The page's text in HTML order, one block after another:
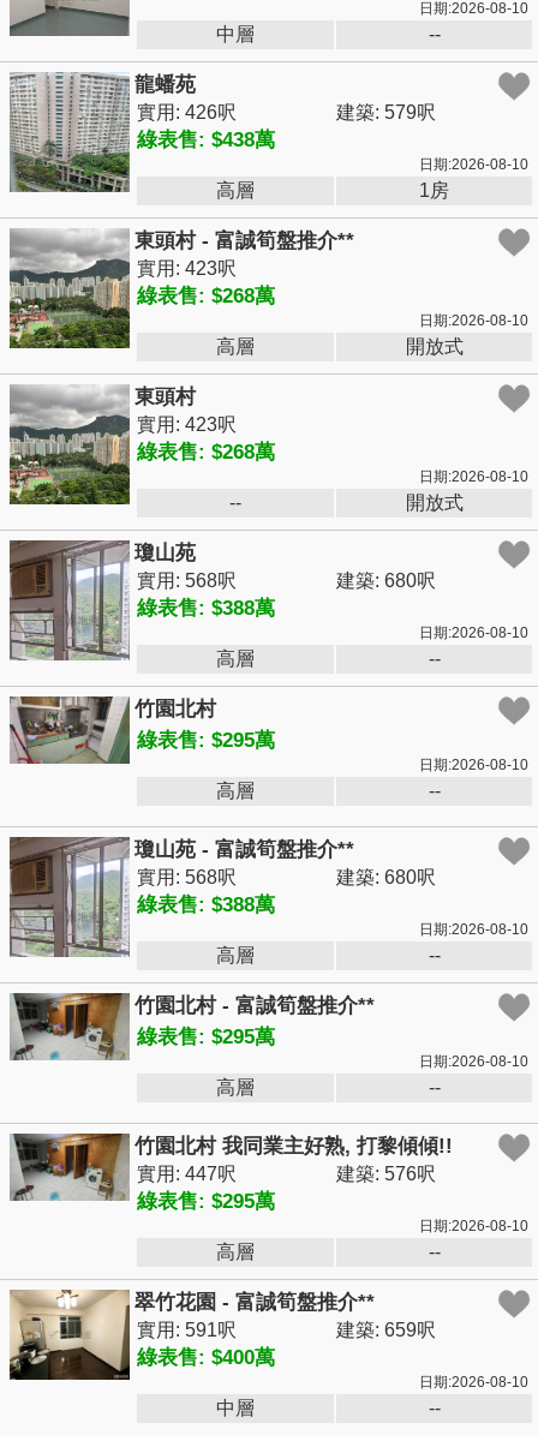
日期:2026-08-10
中層 --
龍蟠苑
實用: 426呎 建築: 579呎
綠表售: $438萬
日期:2026-08-10
高層 1房
東頭村 - 富誠筍盤推介**
實用: 423呎
綠表售: $268萬
日期:2026-08-10
高層 開放式
東頭村
實用: 423呎
綠表售: $268萬
日期:2026-08-10
-- 開放式
瓊山苑
實用: 568呎 建築: 680呎
綠表售: $388萬
日期:2026-08-10
高層 --
竹園北村
綠表售: $295萬
日期:2026-08-10
高層 --
瓊山苑 - 富誠筍盤推介**
實用: 568呎 建築: 680呎
綠表售: $388萬
日期:2026-08-10
高層 --
竹園北村 - 富誠筍盤推介**
綠表售: $295萬
日期:2026-08-10
高層 --
竹園北村 我同業主好熟, 打黎傾傾!!
實用: 447呎 建築: 576呎
綠表售: $295萬
日期:2026-08-10
高層 --
翠竹花園 - 富誠筍盤推介**
實用: 591呎 建築: 659呎
綠表售: $400萬
日期:2026-08-10
中層 --